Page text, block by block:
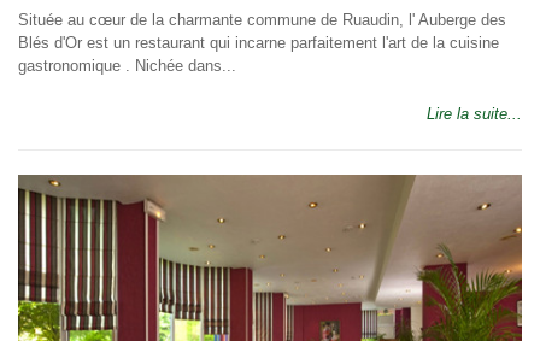
Située au cœur de la charmante commune de Ruaudin, l' Auberge des
Blés d'Or est un restaurant qui incarne parfaitement l'art de la cuisine
gastronomique . Nichée dans...
Lire la suite...